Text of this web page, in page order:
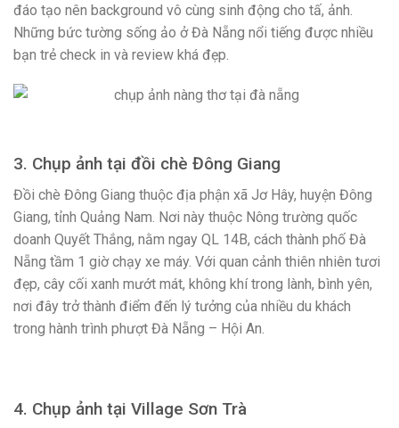
đáo tạo nên background vô cùng sinh động cho tấ, ảnh.
Những bức tường sống ảo ở Đà Nẵng nổi tiếng được nhiều
bạn trẻ check in và review khá đẹp.
3. Chụp ảnh tại đồi chè Đông Giang
Đồi chè Đông Giang thuộc địa phận xã Jơ Hây, huyện Đông
Giang, tỉnh Quảng Nam. Nơi này thuộc Nông trường quốc
doanh Quyết Thắng, nằm ngay QL 14B, cách thành phố Đà
Nẵng tầm 1 giờ chạy xe máy. Với quan cảnh thiên nhiên tươi
đẹp, cây cối xanh mướt mát, không khí trong lành, bình yên,
nơi đây trở thành điểm đến lý tưởng của nhiều du khách
trong hành trình phượt Đà Nẵng – Hội An.
4. Chụp ảnh tại Village Sơn Trà